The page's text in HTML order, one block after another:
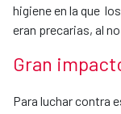
higiene en la que
eran precarias, al
Gran
Para luchar contra